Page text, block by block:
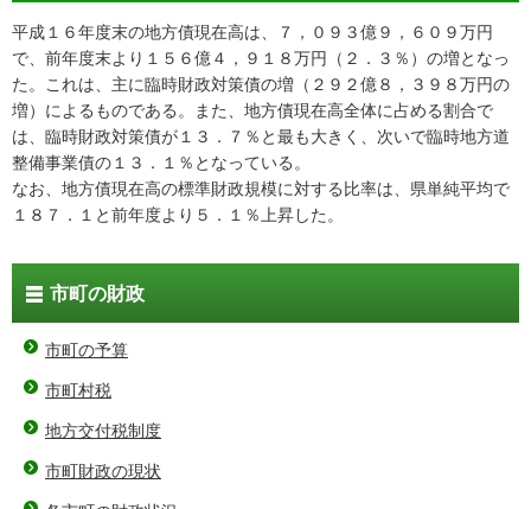
平成１６年度末の地方債現在高は、７，０９３億９，６０９万円
で、前年度末より１５６億４，９１８万円（２．３％）の増となっ
た。これは、主に臨時財政対策債の増（２９２億８，３９８万円の
増）によるものである。また、地方債現在高全体に占める割合で
は、臨時財政対策債が１３．７％と最も大きく、次いで臨時地方道
整備事業債の１３．１％となっている。
なお、地方債現在高の標準財政規模に対する比率は、県単純平均で
１８７．１と前年度より５．１％上昇した。
市町の財政
市町の予算
市町村税
地方交付税制度
市町財政の現状